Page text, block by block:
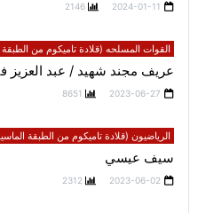
2024-01-11
2146
القوات المسلحه (قلادة تاميكوم من الطبقة
عريف مجند شهيد / عبد العزيز
2023-06-27
8651
الرياضيون (قلادة تاميكوم من الطبقة
سيف عيسي
2023-06-02
2312